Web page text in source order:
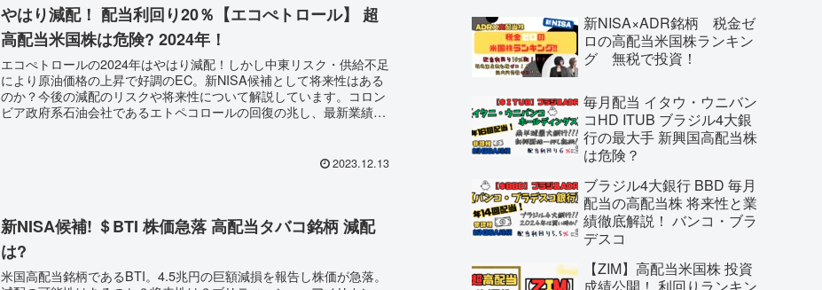
やはり減配！ 配当利回り20％【エコぺトロール】 超
高配当米国株は危険? 2024年！
エコぺトロールの2024年はやはり減配！しかし中東リスク・供給不足
により原油価格の上昇で好調のEC。新NISA候補として将来性はある
のか？今後の減配のリスクや将来性について解説しています。コロン
ビア政府系石油会社であるエトペコロールの回復の兆し、最新業績、
2023.12.13
新NISA候補! ＄BTI 株価急落 高配当タバコ銘柄 減配
は?
米国高配当銘柄であるBTI。4.5兆円の巨額減損を報告し株価が急落。
新NISA×ADR銘柄 税金ゼ
ロの高配当米国株ランキン
グ 無税で投資！
毎月配当 イタウ・ウニバン
コHD ITUB ブラジル4大銀
行の最大手 新興国高配当株
は危険？
ブラジル4大銀行 BBD 毎月
配当の高配当株 将来性と業
績徹底解説！ バンコ・ブラ
デスコ
【ZIM】高配当米国株 投資
成績公開！ 利回りランキン